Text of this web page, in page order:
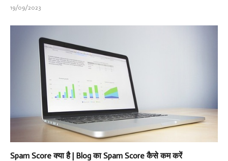
19/09/2023
Spam Score क्या है | Blog का Spam Score कैसे कम करें